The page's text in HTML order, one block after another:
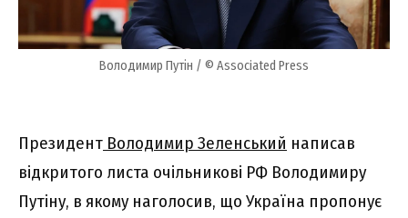
Володимир Путін / © Associated Press
Президент Володимир Зеленський написав
відкритого листа очільникові РФ Володимиру
Путіну, в якому наголосив, що Україна пропонує